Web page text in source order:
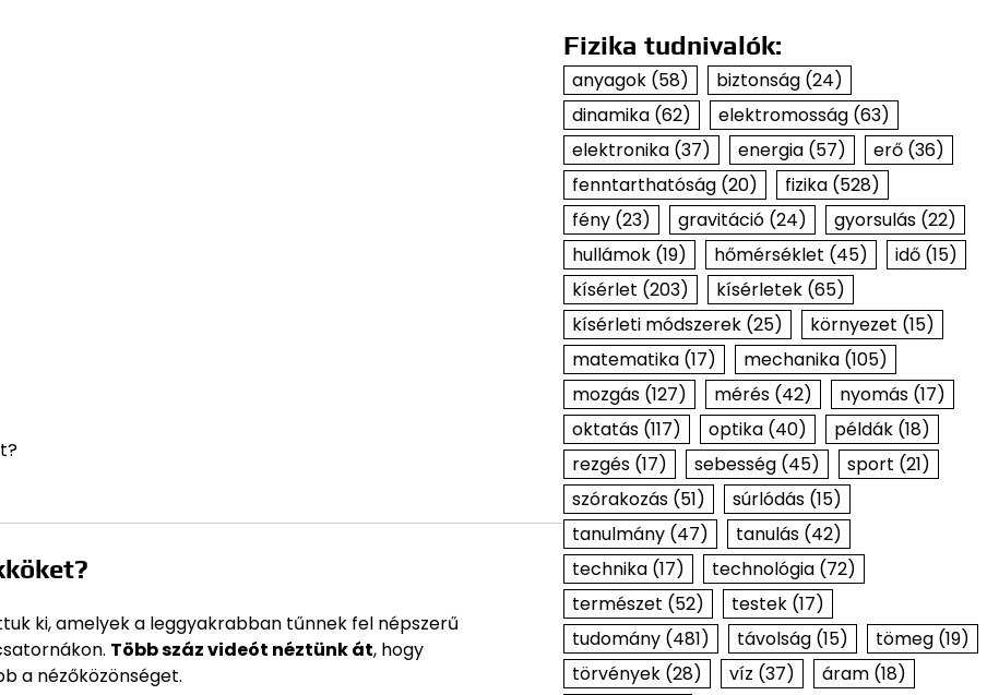
ki, amelyek a leggyakrabban tűnnek fel népszerű
Több száz videót néztünk át, hogy
a nézőközönséget.
Fizika tudnivalók:
anyagok(58) biztonság(24)
dinamika(62) elektromosság(63)
elektronika(37) energia(57) erő(36)
fenntarthatóság(20) fizika(528)
fény(23) gravitáció(24) gyorsulás(22)
hullámok(19) hőmérséklet (45) idő(15)
kísérlet (203) kísérletek(65)
kísérleti módszerek(25) környezet (15)
matematika(17) mechanika(105)
mozgás(127) mérés(42) nyomás(17)
oktatás(117) optika(40) példák(18)
rezgés(17) sebesség(45) sport (21)
szórakozás(51) súrlódás(15)
tanulmány(47) tanulás(42)
technika(17) technológia(72)
természet (52) testek(17)
tudomány(481) távolság(15) tömeg(19)
törvények(28) víz (37) áram(18)